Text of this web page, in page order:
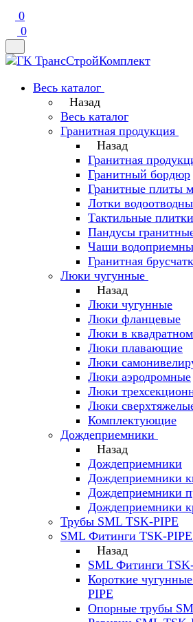
0
0
Весь каталог
Назад
Весь каталог
Гранитная продукция
Назад
Гранитная
Гранитный бордюр
Гранитные плиты
Лотки
Тактильные плитки
Пандусы
Чаши
Гранитная
Люки чугунные
Назад
Люки чугунные
Люки фланцевые
Люки в
Люки плавающие
Люки
Люки аэродромные
Люки
Люки
Комплектующие
Дождеприемники
Назад
Дождеприемники
Дождеприемники
Дождеприемники
Дождеприемники
Трубы SML TSK-PIPE
SML Фитинги TSK-PIPE
Назад
SML Фитинги
Короткие
PIPE
Опорные трубы